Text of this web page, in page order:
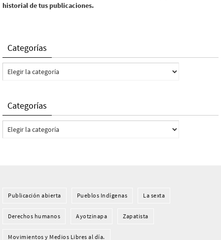
historial de tus publicaciones.
Categorías
Categorías
Categorías
Categorías
Publicación abierta Pueblos Indí­genas La sexta
Derechos humanos Ayotzinapa Zapatista
Movimientos y Medios Libres al día.